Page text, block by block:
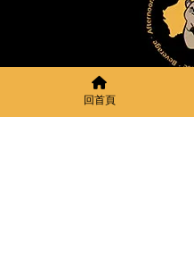
回首頁